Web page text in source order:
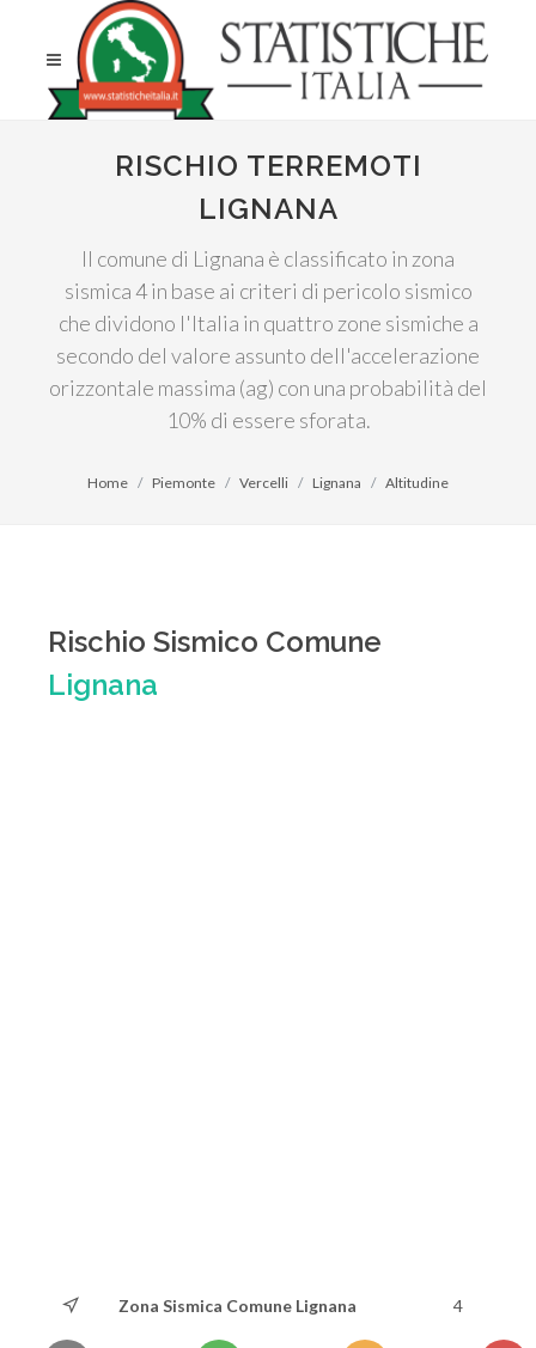
RISCHIO TERREMOTI
LIGNANA
Il comune di Lignana è classificato in zona
sismica 4 in base ai criteri di pericolo sismico
che dividono l'Italia in quattro zone sismiche a
secondo del valore assunto dell'accelerazione
orizzontale massima (ag) con una probabilità del
10% di essere sforata.
Home Piemonte Vercelli Lignana Altitudine
Rischio Sismico Comune
Lignana
Zona Sismica Comune Lignana 4